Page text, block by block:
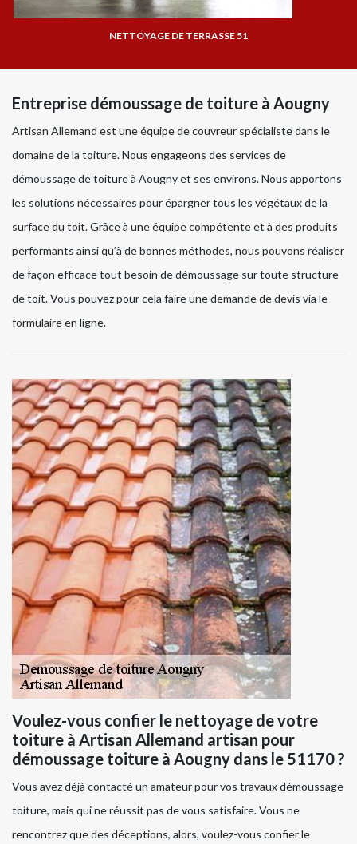
NETTOYAGE DE TERRASSE 51
Entreprise démoussage de toiture à Aougny
Artisan Allemand est une équipe de couvreur spécialiste dans le
domaine de la toiture. Nous engageons des services de
démoussage de toiture à Aougny et ses environs. Nous apportons
les solutions nécessaires pour épargner tous les végétaux de la
surface du toit. Grâce à une équipe compétente et à des produits
performants ainsi qu’à de bonnes méthodes, nous pouvons réaliser
de façon efficace tout besoin de démoussage sur toute structure
de toit. Vous pouvez pour cela faire une demande de devis via le
formulaire en ligne.
Voulez-vous confier le nettoyage de votre
toiture à Artisan Allemand artisan pour
démoussage toiture à Aougny dans le 51170 ?
Vous avez déjà contacté un amateur pour vos travaux démoussage
toiture, mais qui ne réussit pas de vous satisfaire. Vous ne
rencontrez que des déceptions, alors, voulez-vous confier le